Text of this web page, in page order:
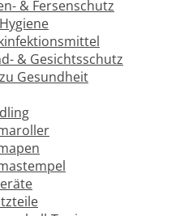
& Fersenschutz
& Gesichtsschutz
Gesundheit